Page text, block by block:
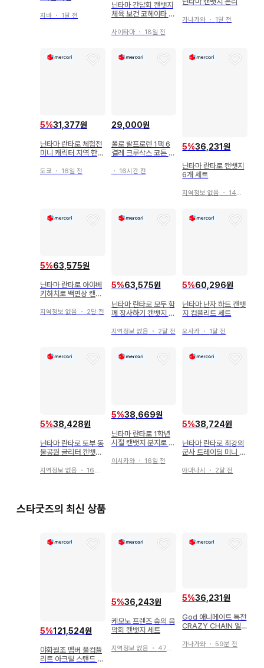
지바 ・ 1달 전
닌타마 간담회 캔뱃지
체육 보건 코헤이타 미
사이타마・ 18일 전
가나가와 ・ 1달 전
5%31,377원
닌타마 란타로 체험전
미니 캐릭터 지역 한정
키리마루 후쿠토미 신
도쿄 ・ 16일 전
29,000원
폴로 랄프로렌 1팩 6
켤레 크루삭스 코튼 혼
・ 16시간 전
5%36,231원
닌타마 란타로 캔뱃지
6개 세트
지역정보 없음 ・ 14일 전
5%63,575원
닌타마 란타로 아야베
키하치로 백면상 캔뱃
지역정보 없음 ・ 2달 전
5%63,575원
닌타마 란타로 모두 함
께 장사하기 캔뱃지 히
지역정보 없음 ・ 2달 전
5%60,296원
닌타마 난자 하트 캔뱃
지 컴플리트 세트
오사카 ・ 1달 전
5%38,428원
닌타마 란타로 토부 동
물공원 글리터 캔뱃지
지역정보 없음 ・ 16일 전
5%38,669원
닌타마 란타로 1학년
시절 캔뱃지 분지로 센
부로 이사쿠
이시카와・ 16일 전
5%38,724원
닌타마 란타로 최강의
군사 트레이딩 미니 캐
야마나시 ・ 2달 전
스타굿즈의 최신 상품
5%121,524원
야화월조 멤버 풀컴플
리트 아크릴 스탠드 세
5%36,243원
케모노 프렌즈 숲의 음
악회 캔뱃지 세트
지역정보 없음 ・ 47분 전
5%36,231원
God 애니메이트 특전
CRAZY CHA!N 엘
가나가와 ・59분 전